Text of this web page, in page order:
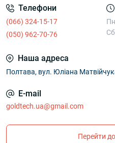
Телефони
(066) 324-15-17
(050) 962-70-76
Наша адреса
Полтава, вул. Юліана
E-mail
goldtech.ua@gmail.com
Перейти